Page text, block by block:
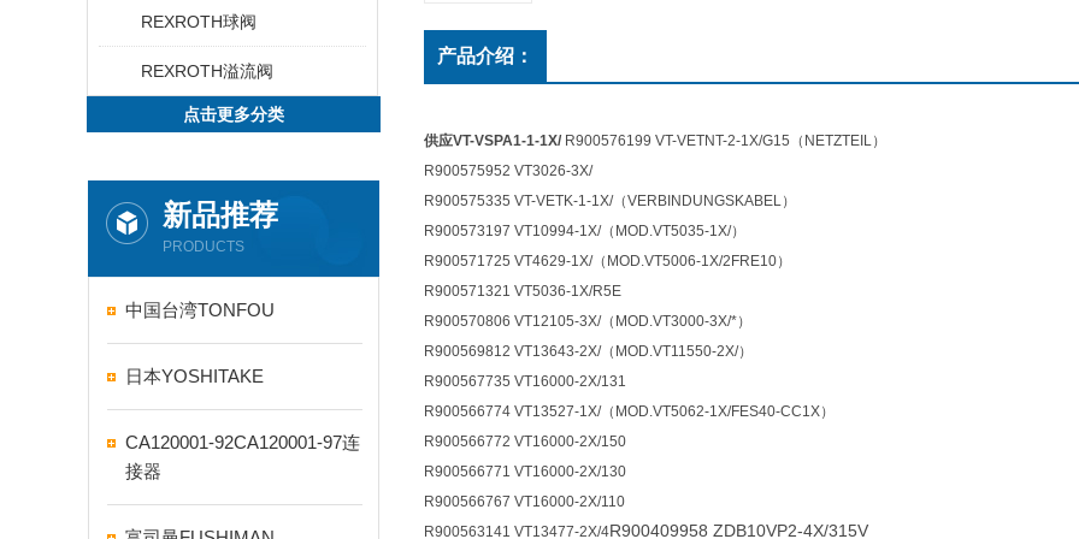
REXROTH球阀
REXROTH溢流阀
点击更多分类
新品推荐
PRODUCTS
中国台湾TONFOU
日本YOSHITAKE
CA120001-92CA120001-97连
接器
产品介绍：
供应VT-VSPA1-1-1X/ R900576199 VT-VETNT-2-1X/G15（NETZTEIL）
R900575952 VT3026-3X/
R900575335 VT-VETK-1-1X/（VERBINDUNGSKABEL）
R900573197 VT10994-1X/（MOD.VT5035-1X/）
R900571725 VT4629-1X/（MOD.VT5006-1X/2FRE10）
R900571321 VT5036-1X/R5E
R900570806 VT12105-3X/（MOD.VT3000-3X/*）
R900569812 VT13643-2X/（MOD.VT11550-2X/）
R900567735 VT16000-2X/131
R900566774 VT13527-1X/（MOD.VT5062-1X/FES40-CC1X）
R900566772 VT16000-2X/150
R900566771 VT16000-2X/130
R900566767 VT16000-2X/110
R900563141 VT13477-2X/4R900409958 ZDB10VP2-4X/315V